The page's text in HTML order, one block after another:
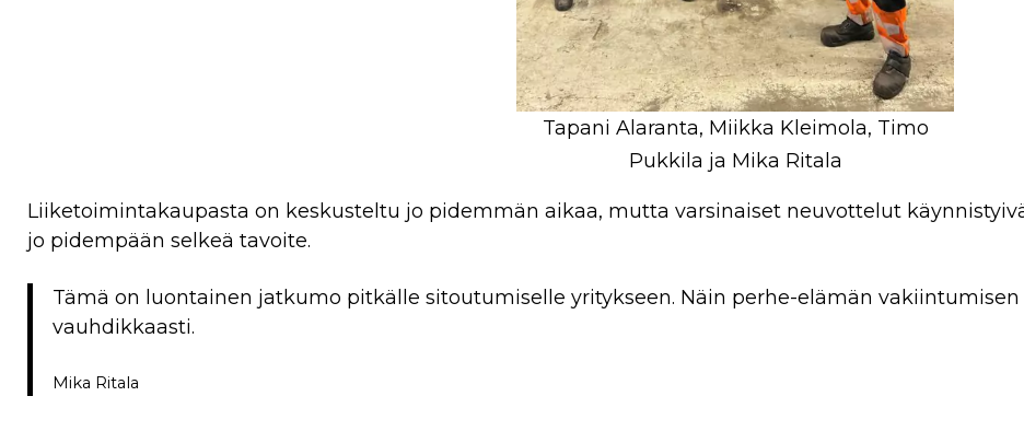
Tapani Alaranta, Miikka Kleimola, Timo
Pukkila ja Mika Ritala
Liiketoimintakaupasta on keskusteltu jo pidemmän aikaa, mutta varsinaiset neuvottelut
jo pidempään selkeä tavoite.
Tämä on luontainen jatkumo pitkälle sitoutumiselle yritykseen. Näin perhe-elämän
vauhdikkaasti.
Mika Ritala